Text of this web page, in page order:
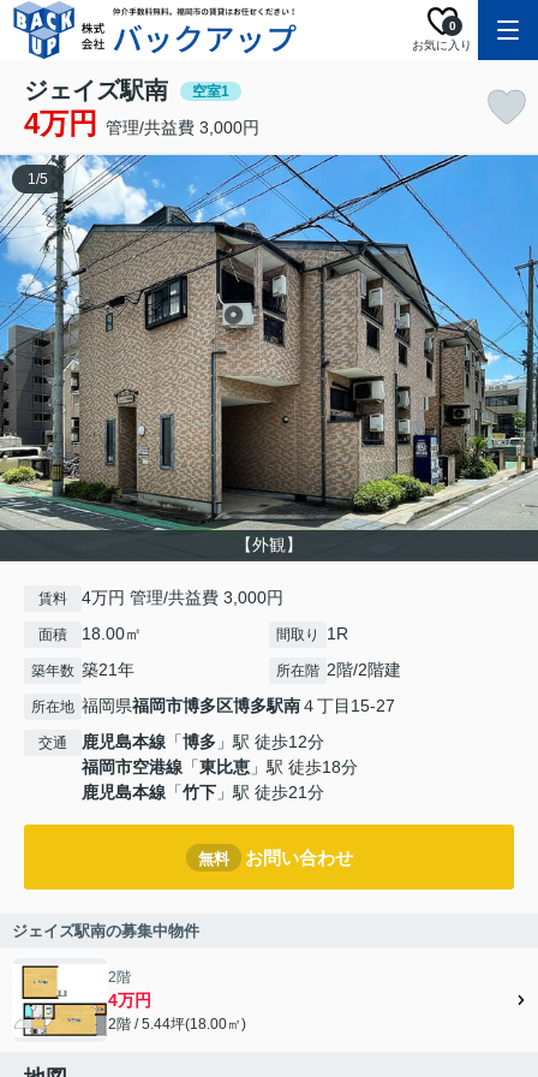
お気に入り
0
ジェイズ駅南 空室1
4万円 管理/共益費 3,000円
【外観】
1/5
賃料 4万円 管理/共益費 3,000円
面積 18.00㎡ 間取り 1R
築年数 築21年 所在階 2階/2階建
所在地 福岡県福岡市博多区博多駅南４丁目15-27
交通 鹿児島本線 「博多 」駅 徒歩12分
福岡市空港線 「東比恵 」駅 徒歩18分
鹿児島本線 「竹下 」駅 徒歩21分
無料 お問い合わせ
ジェイズ駅南の募集中物件
2階
4万円
2階 / 5.44坪(18.00㎡)